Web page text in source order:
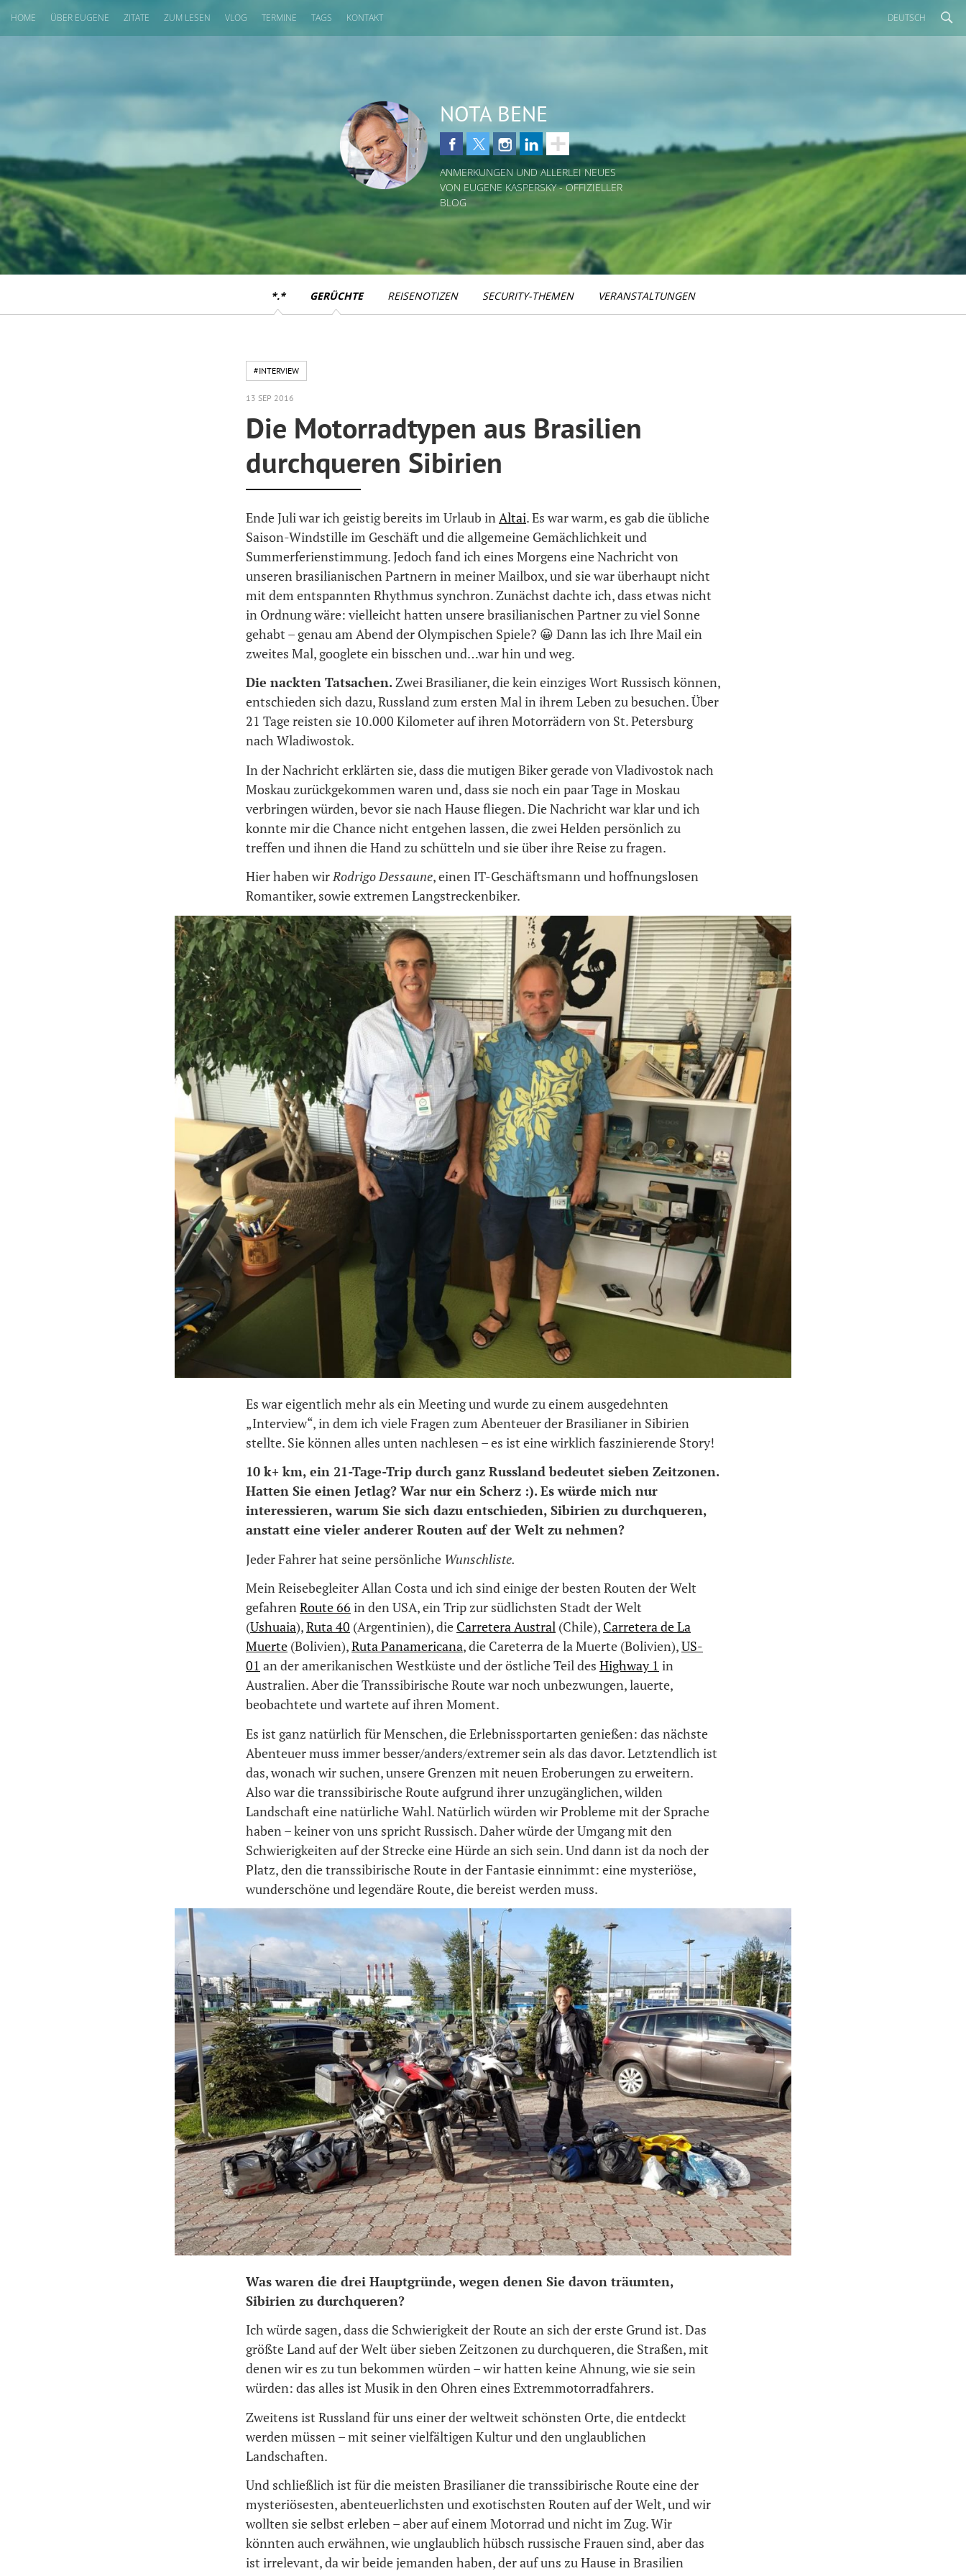
HOME ÜBER EUGENE ZITATE ZUM LESEN VLOG TERMINE TAGS KONTAKT DEUTSCH
NOTA BENE
ANMERKUNGEN UND ALLERLEI NEUES
VON EUGENE KASPERSKY - OFFIZIELLER
BLOG
*.* GERÜCHTE REISENOTIZEN SECURITY-THEMEN VERANSTALTUNGEN
#INTERVIEW
13 SEP 2016
Die Motorradtypen aus Brasilien
durchqueren Sibirien
Ende Juli war ich geistig bereits im Urlaub inAltai. Es war warm, es gab die übliche
Saison-Windstille im Geschäft und die allgemeine Gemächlichkeit und
Summerferienstimmung. Jedoch fand ich eines Morgens eine Nachricht von
unseren brasilianischen Partnern in meiner Mailbox, und sie war überhaupt nicht
mit dem entspannten Rhythmus synchron. Zunächst dachte ich, dass etwas nicht
in Ordnung wäre: vielleicht hatten unsere brasilianischen Partner zu viel Sonne
gehabt – genau am Abend der Olympischen Spiele? 😀 Dann las ich Ihre Mail ein
zweites Mal, googlete ein bisschen und…war hin und weg.
Die nackten Tatsachen.Zwei Brasilianer, die kein einziges Wort Russisch können,
entschieden sich dazu, Russland zum ersten Mal in ihrem Leben zu besuchen. Über
21 Tage reisten sie 10.000 Kilometer auf ihren Motorrädern von St. Petersburg
nach Wladiwostok.
In der Nachricht erklärten sie, dass die mutigen Biker gerade von Vladivostok nach
Moskau zurückgekommen waren und, dass sie noch ein paar Tage in Moskau
verbringen würden, bevor sie nach Hause fliegen. Die Nachricht war klar und ich
konnte mir die Chance nicht entgehen lassen, die zwei Helden persönlich zu
treffen und ihnen die Hand zu schütteln und sie über ihre Reise zu fragen.
Hier haben wirRodrigo Dessaune, einen IT-Geschäftsmann und hoffnungslosen
Romantiker, sowie extremen Langstreckenbiker.
Es war eigentlich mehr als ein Meeting und wurde zu einem ausgedehnten
„Interview“, in dem ich viele Fragen zum Abenteuer der Brasilianer in Sibirien
stellte. Sie können alles unten nachlesen – es ist eine wirklich faszinierende Story!
10 k+ km, ein 21-Tage-Trip durch ganz Russland bedeutet sieben Zeitzonen.
Hatten Sie einen Jetlag? War nur ein Scherz :). Es würde mich nur
interessieren, warum Sie sich dazu entschieden, Sibirien zu durchqueren,
anstatt eine vieler anderer Routen auf der Welt zu nehmen?
Jeder Fahrer hat seine persönliche Wunschliste.
Mein Reisebegleiter Allan Costa und ich sind einige der besten Routen der Welt
gefahrenRoute 66 in den USA, ein Trip zur südlichsten Stadt der Welt
(Ushuaia),Ruta 40 (Argentinien), die Carretera Austral (Chile), Carretera de La
Muerte (Bolivien),Ruta Panamericana, die Careterra de la Muerte (Bolivien),US-
01 an der amerikanischen Westküste und der östliche Teil des Highway 1 in
Australien. Aber die Transsibirische Route war noch unbezwungen, lauerte,
beobachtete und wartete auf ihren Moment.
Es ist ganz natürlich für Menschen, die Erlebnissportarten genießen: das nächste
Abenteuer muss immer besser/anders/extremer sein als das davor. Letztendlich ist
das, wonach wir suchen, unsere Grenzen mit neuen Eroberungen zu erweitern.
Also war die transsibirische Route aufgrund ihrer unzugänglichen, wilden
Landschaft eine natürliche Wahl. Natürlich würden wir Probleme mit der Sprache
haben – keiner von uns spricht Russisch. Daher würde der Umgang mit den
Schwierigkeiten auf der Strecke eine Hürde an sich sein. Und dann ist da noch der
Platz, den die transsibirische Route in der Fantasie einnimmt: eine mysteriöse,
wunderschöne und legendäre Route, die bereist werden muss.
Was waren die drei Hauptgründe, wegen denen Sie davon träumten,
Sibirien zu durchqueren?
Ich würde sagen, dass die Schwierigkeit der Route an sich der erste Grund ist. Das
größte Land auf der Welt über sieben Zeitzonen zu durchqueren, die Straßen, mit
denen wir es zu tun bekommen würden – wir hatten keine Ahnung, wie sie sein
würden: das alles ist Musik in den Ohren eines Extremmotorradfahrers.
Zweitens ist Russland für uns einer der weltweit schönsten Orte, die entdeckt
werden müssen – mit seiner vielfältigen Kultur und den unglaublichen
Landschaften.
Und schließlich ist für die meisten Brasilianer die transsibirische Route eine der
mysteriösesten, abenteuerlichsten und exotischsten Routen auf der Welt, und wir
wollten sie selbst erleben – aber auf einem Motorrad und nicht im Zug. Wir
könnten auch erwähnen, wie unglaublich hübsch russische Frauen sind, aber das
ist irrelevant, da wir beide jemanden haben, der auf uns zu Hause in Brasilien